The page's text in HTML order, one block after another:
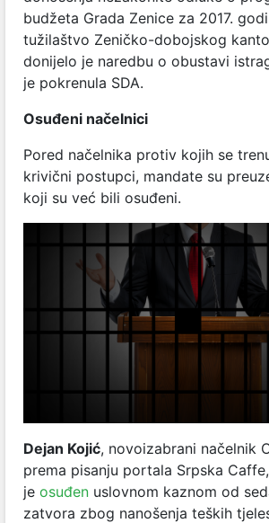
budžeta Grada Zenice za 2017.
tužilaštvo Zeničko-dobojskog
donijelo je naredbu o obustavi
je pokrenula SDA.
Osuđeni načelnici
Pored načelnika protiv kojih se
krivični postupci, mandate su
koji su već bili osuđeni.
Dejan Kojić, novoizabrani načelnik
prema pisanju portala Srpska
je osuđen uslovnom kaznom od
zatvora zbog nanošenja teških